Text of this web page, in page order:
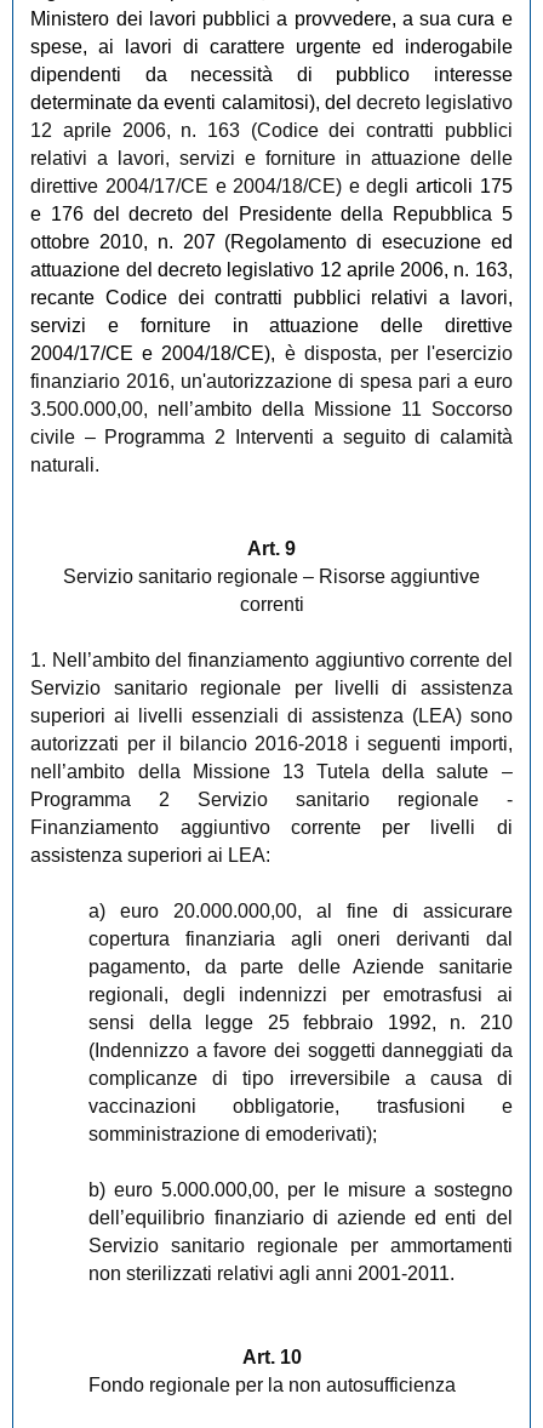
Ministero dei lavori pubblici a provvedere, a sua cura e
spese, ai lavori di carattere urgente ed inderogabile
dipendenti da necessità di pubblico interesse
determinate da eventi calamitosi), del decreto legislativo
12 aprile 2006, n. 163 (Codice dei contratti pubblici
relativi a lavori, servizi e forniture in attuazione delle
direttive 2004/17/CE e 2004/18/CE) e degliarticoli 175
e 176 del decreto del Presidente della Repubblica 5
ottobre 2010, n. 207 (Regolamento di esecuzione ed
attuazione del decreto legislativo 12 aprile 2006, n. 163,
recante Codice dei contratti pubblici relativi a lavori,
servizi e forniture in attuazione delle direttive
2004/17/CE e 2004/18/CE), è disposta, per l'esercizio
finanziario 2016, un'autorizzazione di spesa pari a euro
3.500.000,00, nell’ambito della Missione 11 Soccorso
civile – Programma 2 Interventi a seguito di calamità
naturali.
Art. 9
Servizio sanitario regionale – Risorse aggiuntive
correnti
1. Nell’ambito del finanziamento aggiuntivo corrente del
Servizio sanitario regionale per livelli di assistenza
superiori ai livelli essenziali di assistenza (LEA) sono
autorizzati per il bilancio 2016-2018 i seguenti importi,
nell’ambito della Missione 13 Tutela della salute –
Programma 2 Servizio sanitario regionale -
Finanziamento aggiuntivo corrente per livelli di
assistenza superiori ai LEA:
a) euro 20.000.000,00, al fine di assicurare
copertura finanziaria agli oneri derivanti dal
pagamento, da parte delle Aziende sanitarie
regionali, degli indennizzi per emotrasfusi ai
sensi della legge 25 febbraio 1992, n. 210
(Indennizzo a favore dei soggetti danneggiati da
complicanze di tipo irreversibile a causa di
vaccinazioni obbligatorie, trasfusioni e
somministrazione di emoderivati);
b) euro 5.000.000,00, per le misure a sostegno
dell’equilibrio finanziario di aziende ed enti del
Servizio sanitario regionale per ammortamenti
non sterilizzati relativi agli anni 2001-2011.
Art. 10
Fondo regionale per la non autosufficienza